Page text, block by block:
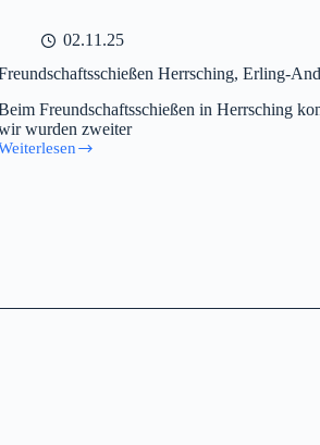
02.11.25
Herrsching, Erling-
Freundschaftsschießen in Herrsching
wurden zweiter
Freundschaftsschießen